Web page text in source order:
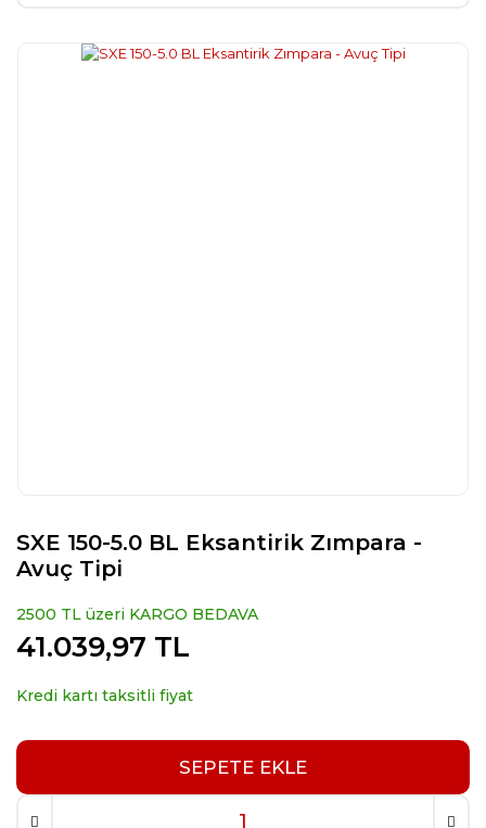
SXE 150-5.0 BL Eksantirik Zımpara -
Avuç Tipi
2500 TL üzeri KARGO BEDAVA
41.039,97 TL
Kredi kartı taksitli fiyat
SEPETE EKLE